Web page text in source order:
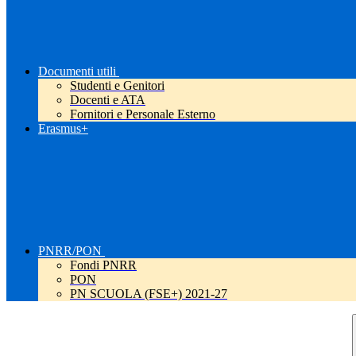
Documenti utili
Studenti e Genitori
Docenti e ATA
Fornitori e Personale Esterno
Erasmus+
PNRR/PON
Fondi PNRR
PON
PN SCUOLA (FSE+) 2021-27